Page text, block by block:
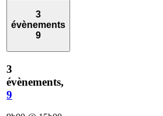
3
évènements
9
3
évènements,
9